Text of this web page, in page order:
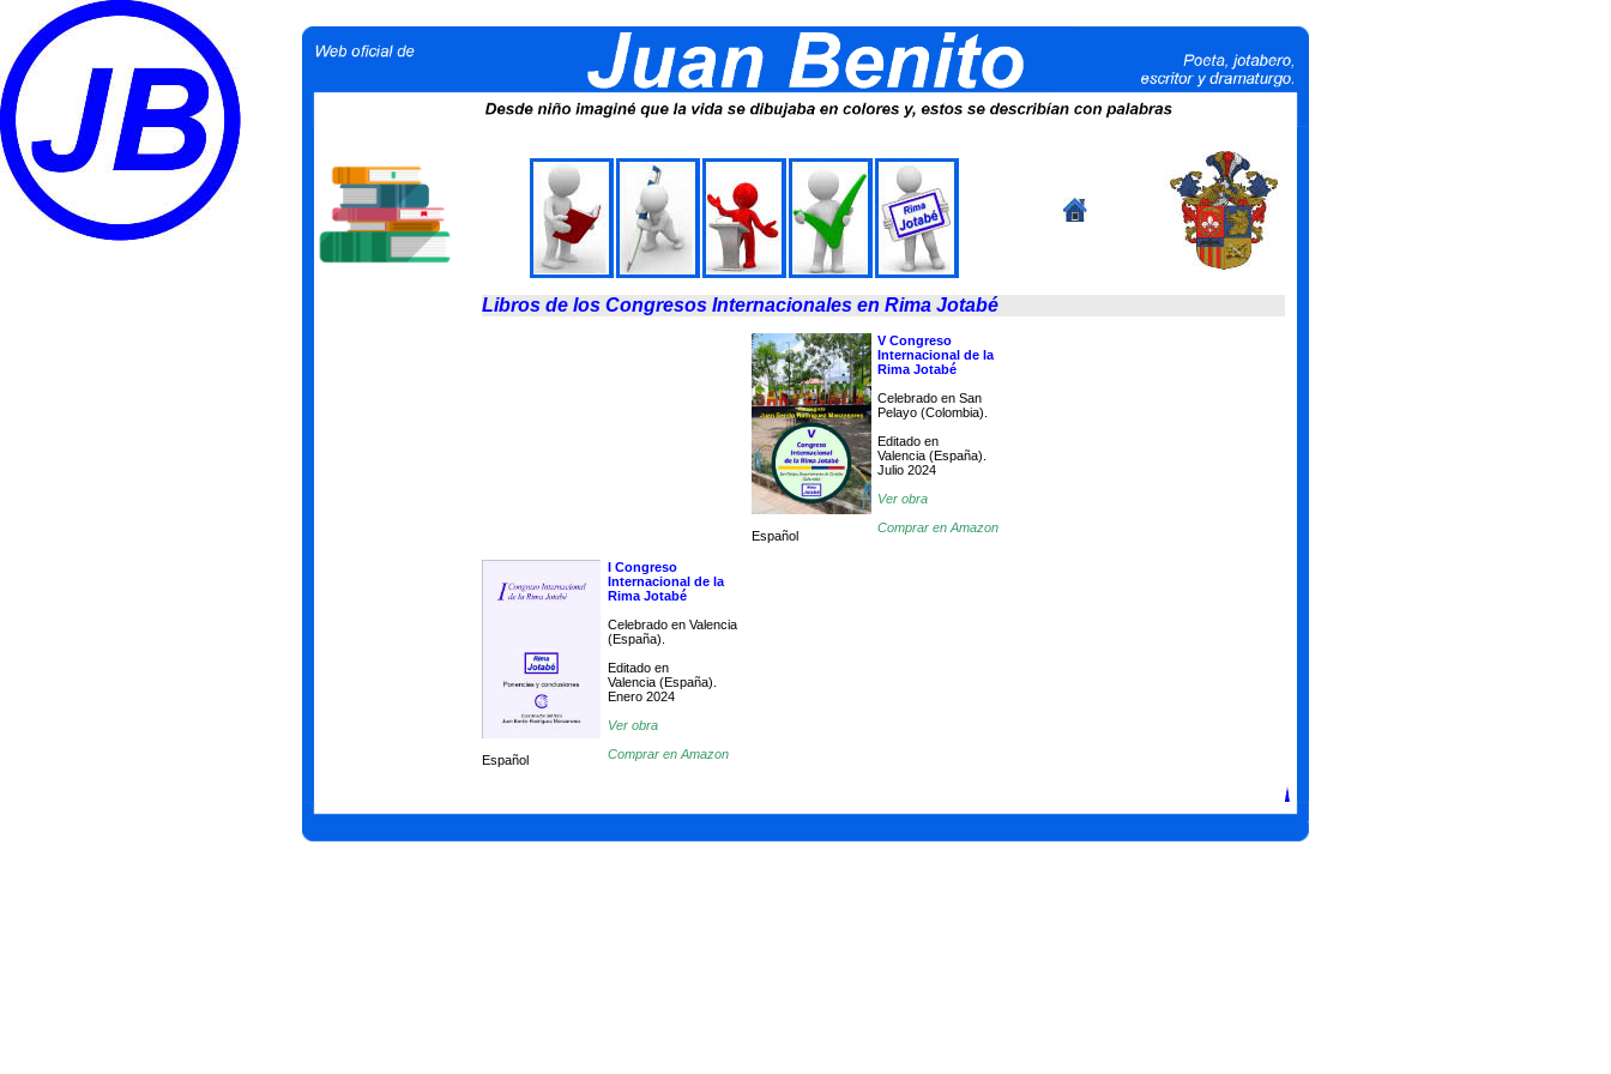
Libros de los Congresos Internacionales en Rima Jotabé
Español
V Congreso
Internacional de la
Rima Jotabé
Celebrado en San
Pelayo (Colombia).
Editado en
Valencia (España).
Julio 2024
Ver obra
Comprar en Amazon
Español
I Congreso
Internacional de la
Rima Jotabé
Celebrado en Valencia
(España).
Editado en
Valencia (España).
Enero 2024
Ver obra
Comprar en Amazon